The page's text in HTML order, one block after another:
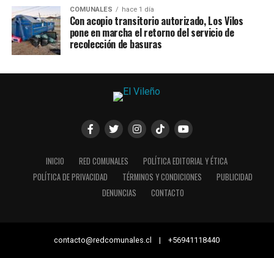
COMUNALES hace 1 día
Con acopio transitorio autorizado, Los Vilos
pone en marcha el retorno del servicio de
recolección de basuras
INICIO RED COMUNALES
POLÍTICA EDITORIAL Y ÉTICA
POLÍTICA DE PRIVACIDAD
TÉRMINOS Y CONDICIONES
PUBLICIDAD
DENUNCIAS
CONTACTO
contacto@redcomunales.cl | +56941118440